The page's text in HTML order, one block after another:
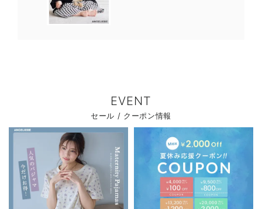
EVENT
セール / クーポン情報